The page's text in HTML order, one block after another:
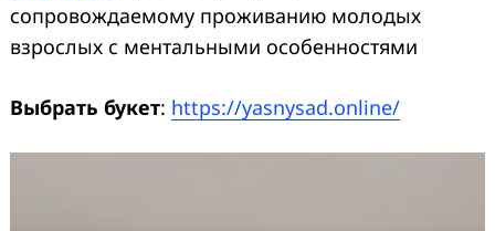
сопровождаемому проживанию молодых
взрослых с ментальными особенностями
Выбрать букет: https://yasnysad.online/